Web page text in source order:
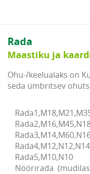
Rada
Maastiku ja
Ohu-/keelualaks on
seda ümbritsev
Rada1,M18,M21,M35		8,0 km	14
Rada3,M14,M60,N16,N45		4,3
Rada4,M12,N12,N14,N60		2,7
Rada5,M10,N10			1,8 km	5 KP
Nöörirada  (mudilastele)	1,0